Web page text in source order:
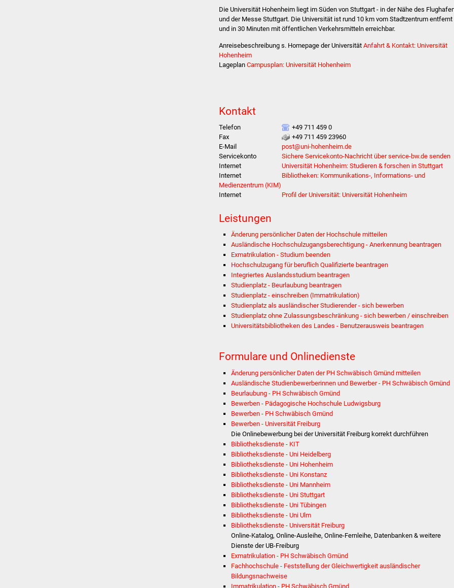
Die Universität Hohenheim liegt im Süden von Stuttgart - in der Nähe des
und der Messe Stuttgart. Die Universität ist rund 10 km vom Stadtzentrum entfernt
und in 30 Minuten mit öffentlichen Verkehrsmitteln erreichbar.
Anreisebeschreibung s. Homepage der Universität Anfahrt & Kontakt: Universität
Hohenheim
Lageplan Campusplan: Universität Hohenheim
Kontakt
Telefon
+49 711 459 0
Fax
+49 711 459 23960
E-Mail
post@uni-hohenheim.de
Servicekonto
Sichere Servicekonto-Nachricht über service-bw.de senden
Internet
Universität Hohenheim: Studieren & forschen in Stuttgart
Internet
Bibliotheken: Kommunikations-, Informations- und
Medienzentrum (KIM)
Internet
Profil der Universität: Universität Hohenheim
Leistungen
Änderung persönlicher Daten der Hochschule mitteilen
Ausländische Hochschulzugangsberechtigung - Anerkennung beantragen
Exmatrikulation - Studium beenden
Hochschulzugang für beruflich Qualifizierte beantragen
Integriertes Auslandsstudium beantragen
Studienplatz - Beurlaubung beantragen
Studienplatz - einschreiben (Immatrikulation)
Studienplatz als ausländischer Studierender - sich bewerben
Studienplatz ohne Zulassungsbeschränkung - sich bewerben / einschreiben
Universitätsbibliotheken des Landes - Benutzerausweis beantragen
Formulare und Onlinedienste
Änderung persönlicher Daten der PH Schwäbisch Gmünd mitteilen
Ausländische Studienbewerberinnen und Bewerber - PH Schwäbisch Gmünd
Beurlaubung - PH Schwäbisch Gmünd
Bewerben - Pädagogische Hochschule Ludwigsburg
Bewerben - PH Schwäbisch Gmünd
Bewerben - Universität Freiburg
Die Onlinebewerbung bei der Universität Freiburg korrekt durchführen
Bibliotheksdienste - KIT
Bibliotheksdienste - Uni Heidelberg
Bibliotheksdienste - Uni Hohenheim
Bibliotheksdienste - Uni Konstanz
Bibliotheksdienste - Uni Mannheim
Bibliotheksdienste - Uni Stuttgart
Bibliotheksdienste - Uni Tübingen
Bibliotheksdienste - Uni Ulm
Bibliotheksdienste - Universität Freiburg
Online-Katalog, Online-Ausleihe, Online-Fernleihe, Datenbanken & weitere
Dienste der UB-Freiburg
Exmatrikulation - PH Schwäbisch Gmünd
Fachhochschule - Feststellung der Gleichwertigkeit ausländischer
Bildungsnachweise
Immatrikulation - PH Schwäbisch Gmünd